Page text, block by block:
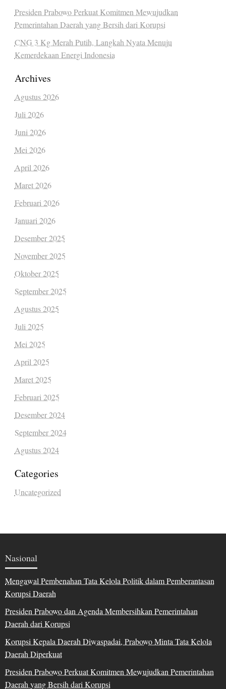
Presiden Prabowo Perkuat Komitmen Mewujudkan
Pemerintahan Daerah yang Bersih dari Korupsi
CNG 3 Kg Merah Putih, Langkah Nyata Menuju
Kemerdekaan Energi Indonesia
Archives
Agustus 2026
Juli 2026
Juni 2026
Mei 2026
April 2026
Maret 2026
Februari 2026
Januari 2026
Desember 2025
November 2025
Oktober 2025
September 2025
Agustus 2025
Juli 2025
Mei 2025
April 2025
Maret 2025
Februari 2025
Desember 2024
September 2024
Agustus 2024
Categories
Uncategorized
Nasional
Mengawal Pembenahan Tata Kelola Politik dalam Pemberantasan
Korupsi Daerah
Presiden Prabowo dan Agenda Membersihkan Pemerintahan
Daerah dari Korupsi
Korupsi Kepala Daerah Diwaspadai, Prabowo Minta Tata Kelola
Daerah Diperkuat
Presiden Prabowo Perkuat Komitmen Mewujudkan Pemerintahan
Daerah yang Bersih dari Korupsi